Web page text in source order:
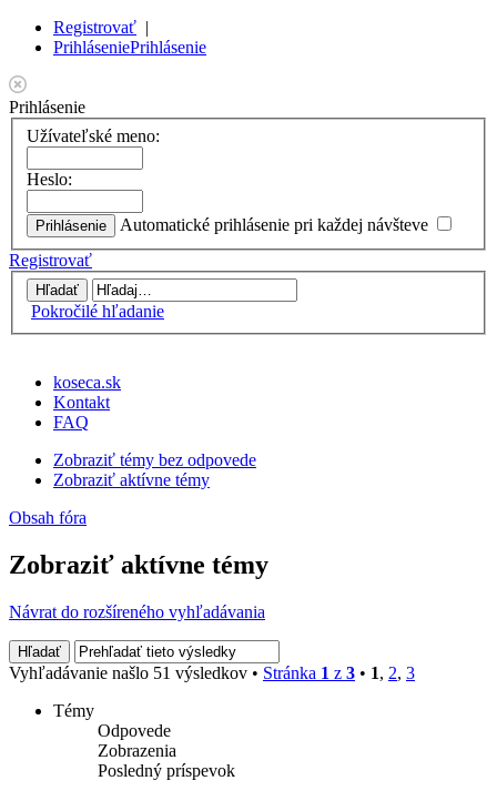
Registrovať |
PrihláseniePrihlásenie
Prihlásenie
Užívateľské meno:
Heslo:
Automatické prihlásenie pri každej návšteve
Registrovať
Pokročilé hľadanie
koseca.sk
Kontakt
FAQ
Zobraziť témy bez odpovede
Zobraziť aktívne témy
Obsah fóra
Zobraziť aktívne témy
Návrat do rozšíreného vyhľadávania
Vyhľadávanie našlo 51 výsledkov • Stránka 1 z 3 • 1, 2, 3
Témy
Odpovede
Zobrazenia
Posledný príspevok